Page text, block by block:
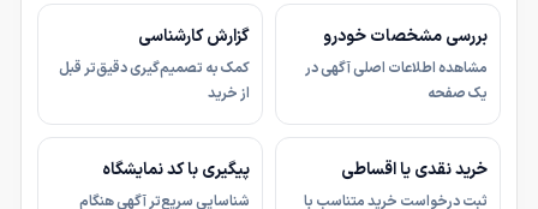
بررسی مشخصات خودرو
مشاهده اطلاعات اصلی آگهی در
یک صفحه
گزارش کارشناسی
کمک به تصمیم‌گیری دقیق‌تر قبل
از خرید
خرید نقدی یا اقساطی
ثبت درخواست خرید متناسب با
پیگیری با کد نمایشگاه
شناسایی سریع‌تر آگهی هنگام